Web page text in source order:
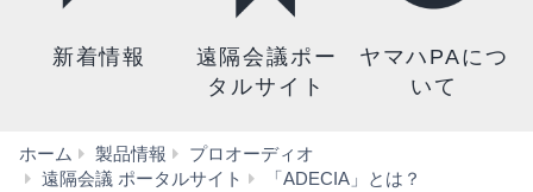
新着情報
遠隔会議ポー
タルサイト
ヤマハPAにつ
いて
ホーム 製品情報
プロオーディオ
遠隔会議 ポータルサイト
「ADECIA」とは？